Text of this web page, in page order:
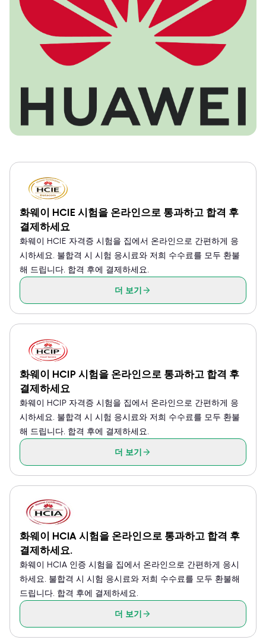
화웨이 HCIE 시험을 온라인으로 통과하고 합격 후
결제하세요
화웨이 HCIE 자격증 시험을 집에서 온라인으로 간편하게 응
시하세요. 불합격 시 시험 응시료와 저희 수수료를 모두 환불
해 드립니다. 합격 후에 결제하세요.
더 보기
화웨이 HCIP 시험을 온라인으로 통과하고 합격 후
결제하세요
화웨이 HCIP 자격증 시험을 집에서 온라인으로 간편하게 응
시하세요. 불합격 시 시험 응시료와 저희 수수료를 모두 환불
해 드립니다. 합격 후에 결제하세요.
더 보기
화웨이 HCIA 시험을 온라인으로 통과하고 합격 후
결제하세요.
화웨이 HCIA 인증 시험을 집에서 온라인으로 간편하게 응시
하세요. 불합격 시 시험 응시료와 저희 수수료를 모두 환불해
드립니다. 합격 후에 결제하세요.
더 보기